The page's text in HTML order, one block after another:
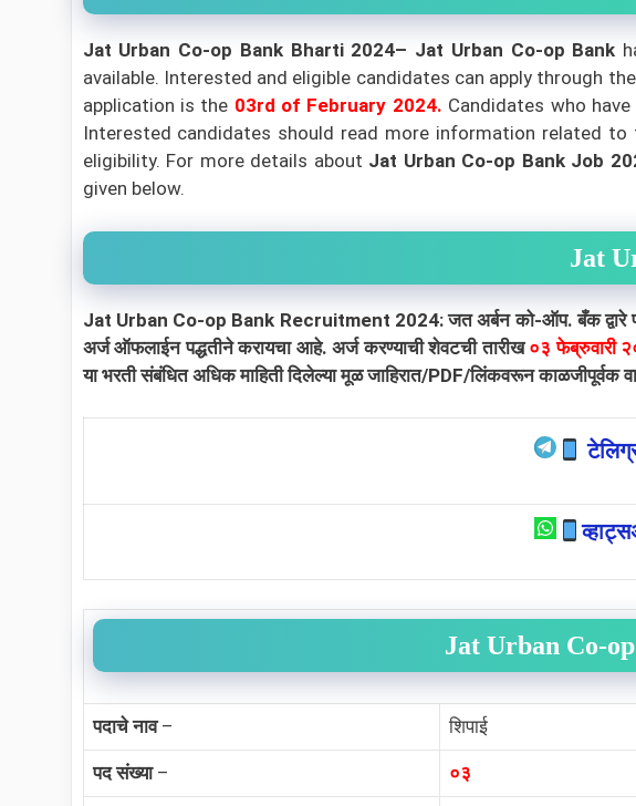
Jat Urban Co-op Bank Bharti 2024– Jat Urban Co-op Bank
available. Interested and eligible candidates can apply through
application is the 03rd of February 2024. Candidates who
Interested candidates should read more information related
eligibility. For more details about Jat Urban Co-op Bank Job
given below.
Jat
Jat Urban Co-op Bank Recruitment 2024: जत अर्बन को-ऑप. बँक द्वारे
अर्ज ऑफलाईन पद्धतीने करायचा आहे. अर्ज करण्याची शेवटची तारीख०३ फेब्रुवारी
या भरती संबंधित अधिक माहिती दिलेल्या मूळ जाहिरात/PDF/लिंकवरून काळजीपूर्वक
Jat Urban Co-
पदाचे नाव– शिपाई
पद संख्या– ०३